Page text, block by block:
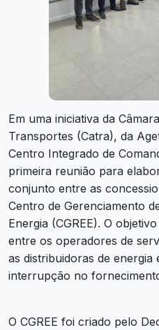
Em uma iniciativa da
Transportes (Catra), da
Centro Integrado de
primeira reunião para
conjunto entre as
Centro de Gerenciamento
Energia (CGREE). O
entre os operadores de
as distribuidoras de energia
interrupção no
O CGREE foi criado pelo